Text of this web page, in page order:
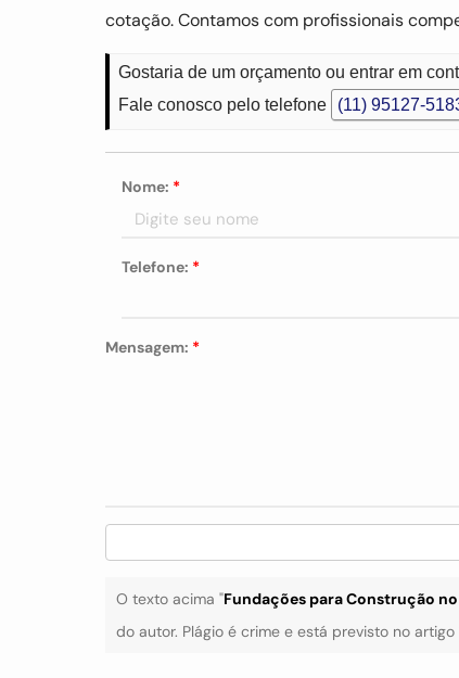
cotação. Contamos com profissionais
Gostaria de um orçamento ou entrar em
Fale conosco pelo telefone
(11) 95127-
Nome: *
Telefone: *
Mensagem: *
O texto acima "Fundações para Construção
do autor. Plágio é crime e está previsto no